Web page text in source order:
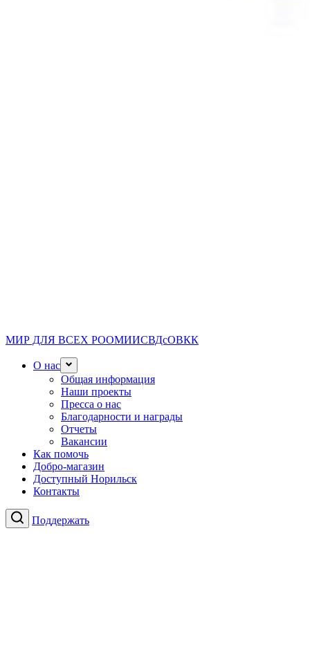
МИР ДЛЯ ВСЕХ РООМИИСВДсОВКК
О нас
Общая информация
Наши проекты
Пресса о нас
Благодарности и награды
Отчеты
Вакансии
Как помочь
Добро-магазин
Доступный Норильск
Контакты
Поддержать